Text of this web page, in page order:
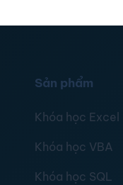
Sản phẩm
Khóa học Excel
Khóa học VBA
Khóa học SQL